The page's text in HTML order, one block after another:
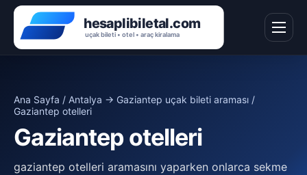
Ana Sayfa / Antalya → Gaziantep uçak bileti araması /
Gaziantep otelleri
Gaziantep otelleri
gaziantep otelleri aramasını yaparken onlarca sekme